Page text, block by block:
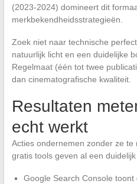
(2023-2024) domineert dit
merkbekendheidsstrategieën.
Zoek niet naar technische
natuurlijk licht en een duidelijke
Regelmaat (één tot twee
dan cinematografische kwaliteit.
Resultaten
echt werkt
Acties ondernemen zonder ze te
gratis tools geven al een
Google Search Console